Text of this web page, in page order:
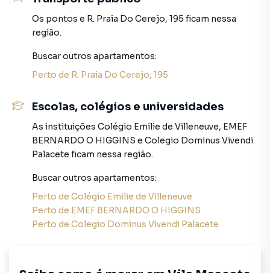
casa. Agende uma visita para explorar pessoalmente
todos os detalhes e experimentar o estilo de vida
sofisticado do Sky Home.
Vila Mascote, em São Paulo. Não encontrou o que
procurava ou deseja mais informações sobre
Apartamento em São Paulo? Entre em contato com nossa
equipe pelo telefone (11) 96546-4196.
A Sol Dourado Imóveis tem mais opções de
apartamentos, casas residenciais e comerciais, sobrados,
terrenos, lojas e barracões para venda ou locação, além de
empreendimentos em construção ou lançamentos na
planta em Vila Mascote e em outras regiões de São Paulo.
Os pontos e R. Praia Do Cerejo, 195 ficam nessa
região.
Buscar outros apartamentos:
Perto de R. Praia Do Cerejo, 195
Escolas, colégios e universidades
As instituições Colégio Emilie de Villeneuve, EMEF
BERNARDO O HIGGINS e Colegio Dominus Vivendi
Palacete ficam nessa região.
Buscar outros apartamentos:
Perto de Colégio Emilie de Villeneuve
Perto de EMEF BERNARDO O HIGGINS
Perto de Colegio Dominus Vivendi Palacete